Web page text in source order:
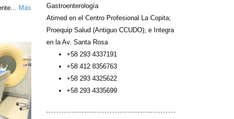
Más
Gastroenterología
Atimed en el Centro Profesional La Copita;
Proequip Salud (Antiguo CCUDO); e Integra
en la Av. Santa Rosa
+58 293 4337191
+58 412 8356763
+58 293 4325622
+58 293 4335699